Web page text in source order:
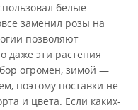
белые
заменил розы на
позволяют
даже эти растения
огромен, зимой —
поэтому поставки не
и цвета. Если каких-